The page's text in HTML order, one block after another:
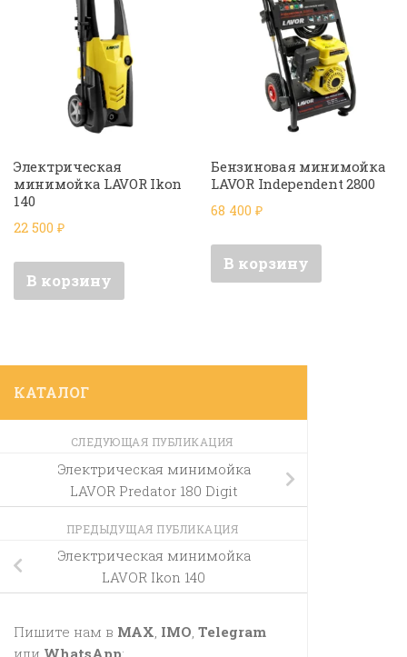
Электрическая
минимойка LAVOR Ikon
140
22 500 ₽
В корзину
Бензиновая минимойка
LAVOR Independent 2800
68 400₽
В корзину
КАТАЛОГ
СЛЕДУЮЩАЯ ПУБЛИКАЦИЯ
Электрическая минимойка
LAVOR Predator 180 Digit
ПРЕДЫДУЩАЯ ПУБЛИКАЦИЯ
Электрическая минимойка
LAVOR Ikon 140
Пишите нам в MAX, IMO, Telegram